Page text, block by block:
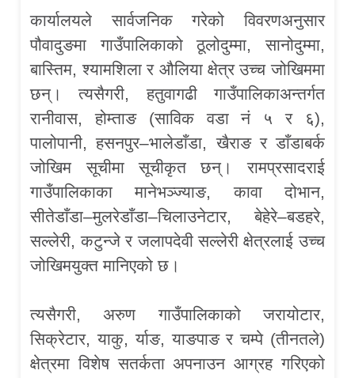
कार्यालयले सार्वजनिक गरेको विवरणअनुसार
पौवादुङमा गाउँपालिकाको ठूलोदुम्मा, सानोदुम्मा,
बास्तिम, श्यामशिला र औलिया क्षेत्र उच्च जोखिममा
छन्। त्यसैगरी, हतुवागढी गाउँपालिकाअन्तर्गत
रानीवास, होम्ताङ (साविक वडा नं ५ र ६),
पालोपानी, हसनपुर–भालेडाँडा, खैराङ र डाँडाबर्क
जोखिम सूचीमा सूचीकृत छन्। रामप्रसादराई
गाउँपालिकाका मानेभञ्ज्याङ, कावा दोभान,
सीतेडाँडा–मुलरेडाँडा–चिलाउनेटार, बेहेरे–बडहरे,
सल्लेरी, कटुन्जे र जलापदेवी सल्लेरी क्षेत्रलाई उच्च
जोखिमयुक्त मानिएको छ।
त्यसैगरी, अरुण गाउँपालिकाको जरायोटार,
सिक्रेटार, याकु, र्याङ, याङपाङ र चम्पे (तीनतले)
क्षेत्रमा विशेष सतर्कता अपनाउन आग्रह गरिएको